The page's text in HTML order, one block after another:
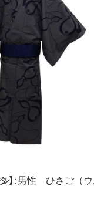
：
】男性 ひさご（ウ